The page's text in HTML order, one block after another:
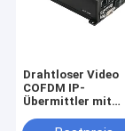
Drahtloser Video
COFDM IP-
Übermittler mit
2W